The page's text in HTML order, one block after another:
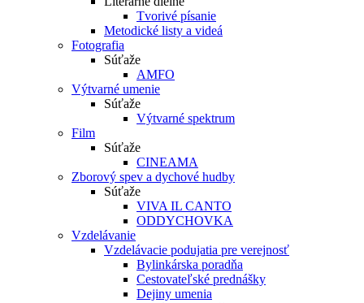
Tvorivé písanie
Metodické listy a videá
Fotografia
Súťaže
AMFO
Výtvarné umenie
Súťaže
Výtvarné spektrum
Film
Súťaže
CINEAMA
Zborový spev a dychové hudby
Súťaže
VIVA IL CANTO
ODDYCHOVKA
Vzdelávanie
Vzdelávacie podujatia pre verejnosť
Bylinkárska poradňa
Cestovateľské prednášky
Dejiny umenia